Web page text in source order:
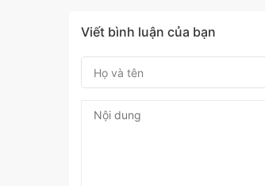
Viết bình luận của bạn